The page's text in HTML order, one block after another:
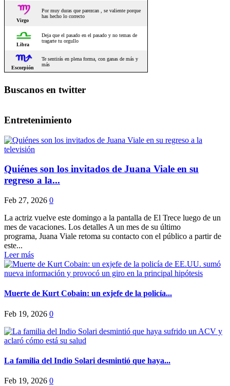
Buscanos en twitter
Entretenimiento
Quiénes son los invitados de Juana Viale en su
regreso a la...
Feb 27, 2026 0
La actriz vuelve este domingo a la pantalla de El Trece luego de un
mes de vacaciones. Los detalles A un mes de su último
programa, Juana Viale retoma su contacto con el público a partir de
este...
Leer más
Muerte de Kurt Cobain: un exjefe de la policía...
Feb 19, 2026 0
La familia del Indio Solari desmintió que haya...
Feb 19, 2026 0